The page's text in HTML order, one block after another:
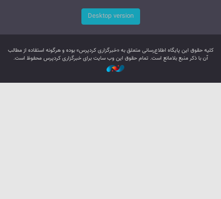
Desktop version
کليه حقوق اين پایگاه اطلاع‌رسانی متعلق به «خبرگزاری کردپرس» بوده و هرگونه استفاده از مطالب
آن با ذکر منبع بلامانع است. تمام حقوق این وب سایت برای خبرگزاری کردپرس محفوظ است.